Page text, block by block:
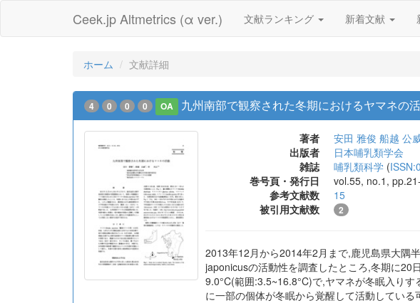
Ceek.jp Altmetrics (α ver.) 文献ランキング 新着文献
ホーム 文献詳細
4 0 0 0 OA 九州南部で観察された冬期におけるヤマネの
著者 安田 雅俊 船越 公
出版者
日本哺乳類学会
雑誌
哺乳類科学 (
巻号頁・発行日
vol.55, no.1,
参考文献数
15
被引用文献数
2
2013年12月から2014年2月まで,鹿児島県大隅
japonicusの活動性を調査したところ,冬期に20
9.0°C(範囲:3.5~16.8°C)で,ヤマネが冬眠入り
に一部の個体が冬眠から覚醒して活動してい